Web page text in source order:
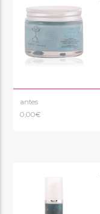
antes
0,00€